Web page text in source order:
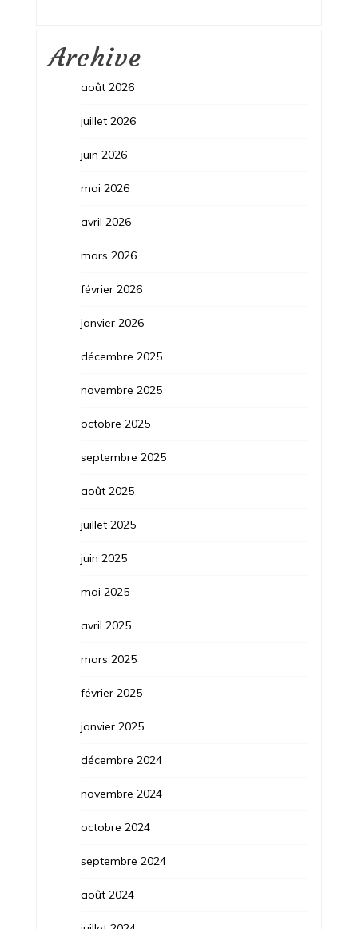
Archive
août 2026
juillet 2026
juin 2026
mai 2026
avril 2026
mars 2026
février 2026
janvier 2026
décembre 2025
novembre 2025
octobre 2025
septembre 2025
août 2025
juillet 2025
juin 2025
mai 2025
avril 2025
mars 2025
février 2025
janvier 2025
décembre 2024
novembre 2024
octobre 2024
septembre 2024
août 2024